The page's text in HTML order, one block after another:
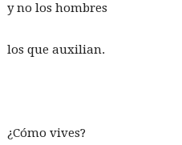
y no los hombres
los que auxilian.
¿Cómo vives?